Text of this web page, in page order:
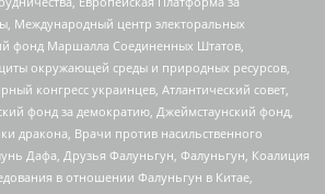
Международный центр электоральных
фонд Маршалла Соединенных Штатов,
окружающей среды и природных ресурсов,
конгресс украинцев, Атлантический совет,
фонд за демократию, Джеймстаунский фонд,
дракона, Врачи против насильственного
Дафа, Друзья Фалуньгун, Фалуньгун, Коалиция
в отношении Фалуньгун в Китае,